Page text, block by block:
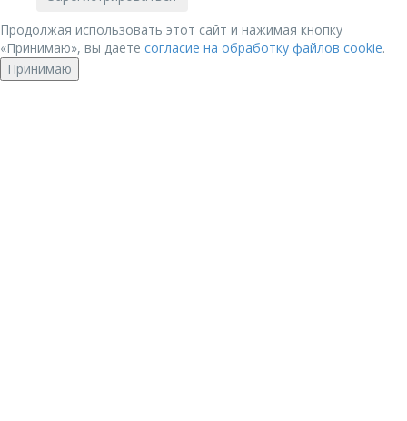
Продолжая использовать этот сайт и нажимая кнопку
«Принимаю», вы даете согласие на обработку файлов cookie.
Принимаю